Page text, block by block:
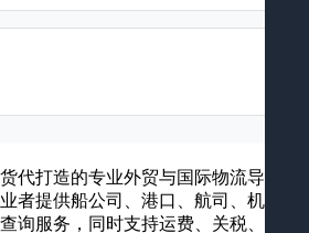
代打造的专业外贸与国际物流导航平
者提供船公司、港口、航司、机场、
询服务，同时支持运费、关税、海关